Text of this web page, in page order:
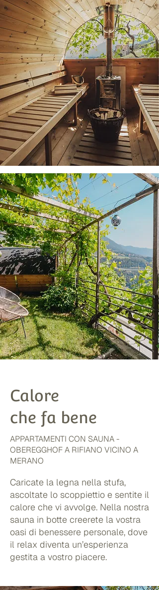
Calore
che fa bene
APPARTAMENTI CON SAUNA -
OBEREGGHOF A RIFIANO VICINO A
MERANO
Caricate la legna nella stufa,
ascoltate lo scoppiettio e sentite il
calore che vi avvolge. Nella nostra
sauna in botte creerete la vostra
oasi di benessere personale, dove
il relax diventa un’esperienza
gestita a vostro piacere.